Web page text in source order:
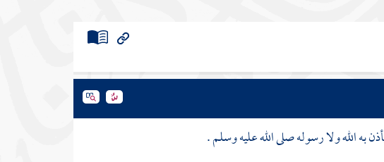
به الله ولا رسوله صلى الله عليه وسلم .